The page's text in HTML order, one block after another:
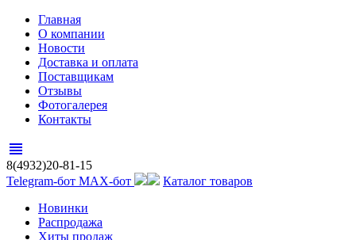
Главная
О компании
Новости
Доставка и оплата
Поставщикам
Отзывы
Фотогалерея
Контакты
view_headline
8(4932)20-81-15
Telegram-бот MAX-бот
Каталог товаров
Новинки
Распродажа
Хиты продаж